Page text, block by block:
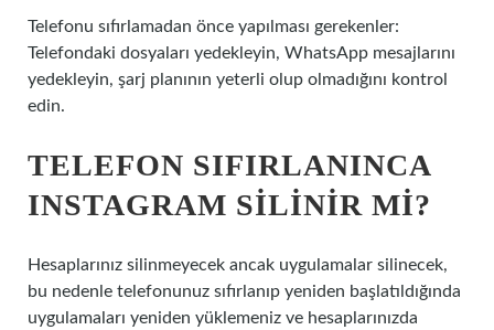
Telefonu sıfırlamadan önce yapılması gerekenler:
Telefondaki dosyaları yedekleyin, WhatsApp mesajlarını
yedekleyin, şarj planının yeterli olup olmadığını kontrol
edin.
TELEFON SIFIRLANINCA
INSTAGRAM SILINIR MI?
Hesaplarınız silinmeyecek ancak uygulamalar silinecek,
bu nedenle telefonunuz sıfırlanıp yeniden başlatıldığında
uygulamaları yeniden yüklemeniz ve hesaplarınızda